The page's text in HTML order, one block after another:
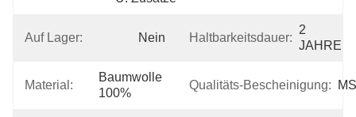
Auf Lager: Nein Haltbarkeitsdauer:
2
JAHRE
Material:
Baumwolle
100%
Qualitäts-Bescheinigung: